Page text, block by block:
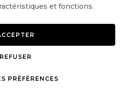
et fonctions.
REFUSER
PRÉFÉRENCESPolitique de confidentialité